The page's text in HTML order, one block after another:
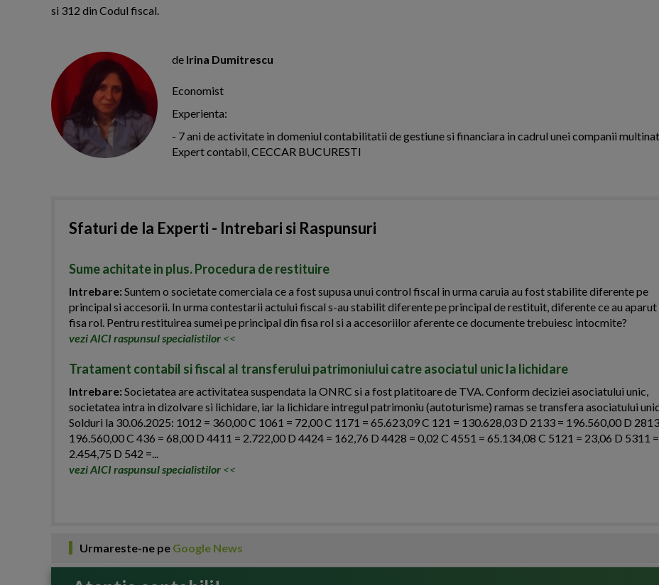
si 312 din Codul fiscal.
de Irina Dumitrescu
Economist
Experienta:
- 7 ani de activitate in domeniul contabilitatii de gestiune si financiara in cadrul unei companii
Expert contabil, CECCAR BUCURESTI
Sfaturi de la Experti - Intrebari si Raspunsuri
Sume achitate in plus. Procedura de restituire
Intrebare:Suntem o societate comerciala ce a fost supusa unui control fiscal in urma caruia au fost stabilite diferente pe
principal si accesorii. In urma contestarii actului fiscal s-au stabilit diferente pe principal de restituit, diferente ce au aparut
fisa rol. Pentru restituirea sumei pe principal din fisa rol si a accesoriilor aferente ce documente trebuiesc intocmite?
vezi AICI raspunsul specialistilor <<
Tratament contabil si fiscal al transferului patrimoniului catre asociatul unic la lichidare
Intrebare:Societatea are activitatea suspendata la ONRC si a fost platitoare de TVA. Conform deciziei asociatului unic,
societatea intra in dizolvare si lichidare, iar la lichidare intregul patrimoniu (autoturisme) ramas se transfera asociatului
Solduri la 30.06.2025: 1012 = 360,00 C 1061 = 72,00 C 1171 = 65.623,09 C 121 = 130.628,03 D 2133 = 196.560,00 D
196.560,00 C 436 = 68,00 D 4411 = 2.722,00 D 4424 = 162,76 D 4428 = 0,02 C 4551 = 65.134,08 C 5121 = 23,06 D 5311 =
2.454,75 D 542 =...
vezi AICI raspunsul specialistilor <<
Urmareste-ne pe Google News